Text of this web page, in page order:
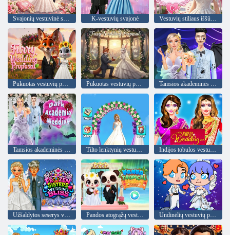
Svajonių vestuvinė suknelė K-vestuvių svajonė Vestuvių stiliaus iššūkis
Pūkuotas vestuvių pasiūlymas Pūkuotas vestuvių pasiūlymas Tamsios akademinės bendruomenės vestuvės
Tamsios akademinės bendruomenės vestuvės Tilto lenktynių vestuvių meistras Indijos tobulos vestuvės
Užšaldytos seserys vestuvių palaima Pandos atogrąžų vestuvių istorija Undinėlių vestuvių pasaulis